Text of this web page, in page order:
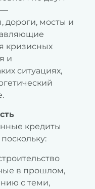
—
дороги, мосты и
кризисных
и
ситуациях,
кредиты
в прошлом,
с теми,